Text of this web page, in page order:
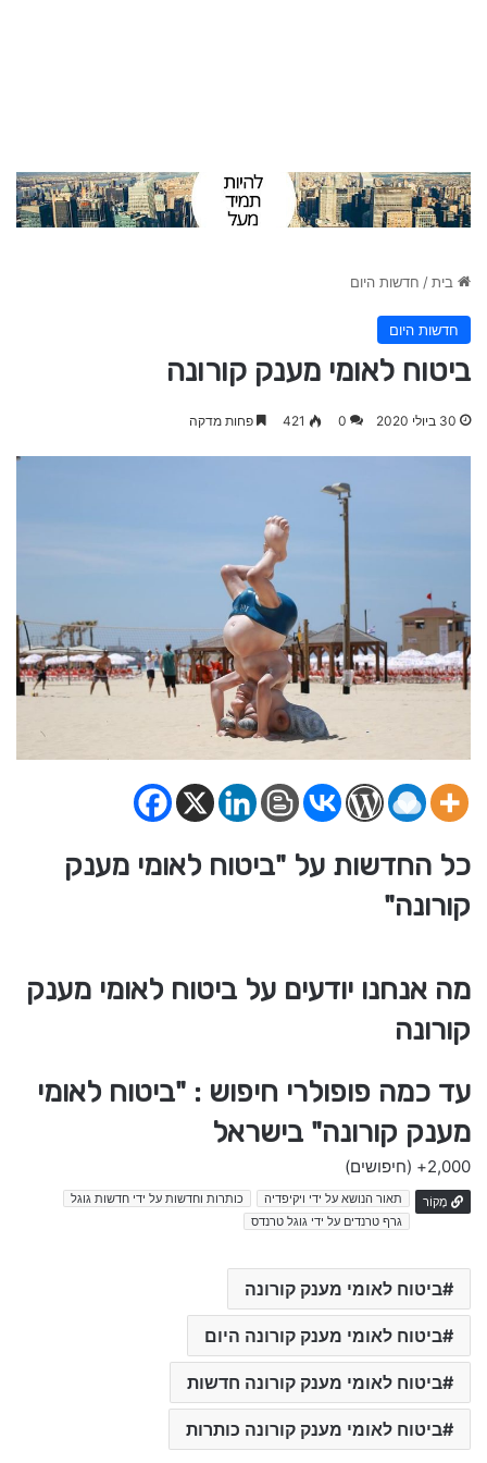
בית/ חדשות היום
חדשות היום
ביטוח לאומי מענק קורונה
30 ביולי 2020 0
421 פחות מדקה
כל החדשות על "ביטוח לאומי מענק
קורונה"
מה אנחנו יודעים על ביטוח לאומי מענק
קורונה
עד כמה פופולרי חיפוש : "ביטוח לאומי
מענק קורונה" בישראל
2,000+ (חיפושים)
מָקוֹר תאור הנושא על ידי ויקיפדיה
כותרות וחדשות על ידי חדשות גוגל
גרף טרנדים על ידי גוגל טרנדס
ביטוח לאומי מענק קורונה
ביטוח לאומי מענק קורונה היום
ביטוח לאומי מענק קורונה חדשות
ביטוח לאומי מענק קורונה כותרות